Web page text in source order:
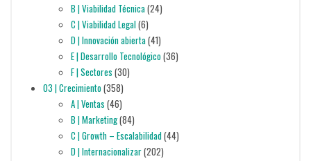
B | Viabilidad Técnica(24)
C | Viabilidad Legal(6)
D | Innovación abierta(41)
E | Desarrollo Tecnológico(36)
F | Sectores (30)
03 | Crecimiento(358)
A | Ventas (46)
B | Marketing(84)
C | Growth – Escalabilidad(44)
D | Internacionalizar(202)